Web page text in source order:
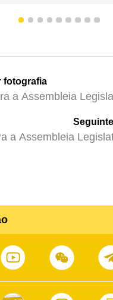
1 2 3 4 5 6 7 8 9
fotografia
a Assembleia
a Assembleia